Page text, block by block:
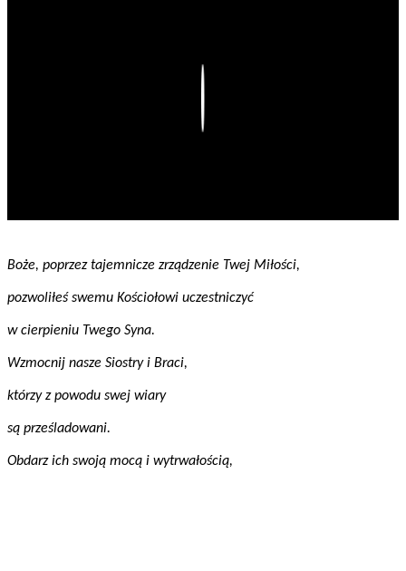
Boże, poprzez tajemnicze zrządzenie Twej Miłości,
pozwoliłeś swemu Kościołowi uczestniczyć
w cierpieniu Twego Syna.
Wzmocnij nasze Siostry i Braci,
którzy z powodu swej wiary
są prześladowani.
Obdarz ich swoją mocą i wytrwałością,